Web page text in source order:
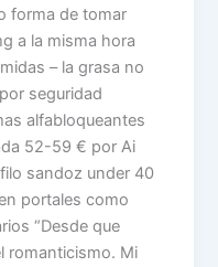
forma de tomar
a la misma hora
– la grasa no
seguridad
alfabloqueantes
52-59 € por Ai
sandoz under 40
portales como
“Desde que
romanticismo. Mi